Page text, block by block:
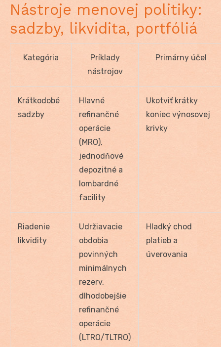
Nástroje menovej politiky:
sadzby, likvidita, portfóliá
Kategória
Príklady
nástrojov
Primárny účel
Krátkodobé
sadzby
Hlavné
refinančné
operácie
(MRO),
jednodňové
depozitné a
lombardné
facility
Ukotviť krátky
koniec výnosovej
krivky
Riadenie
likvidity
Udržiavacie
obdobia
povinných
minimálnych
rezerv,
dlhodobejšie
refinančné
operácie
(LTRO/TLTRO)
Hladký chod
platieb a
úverovania